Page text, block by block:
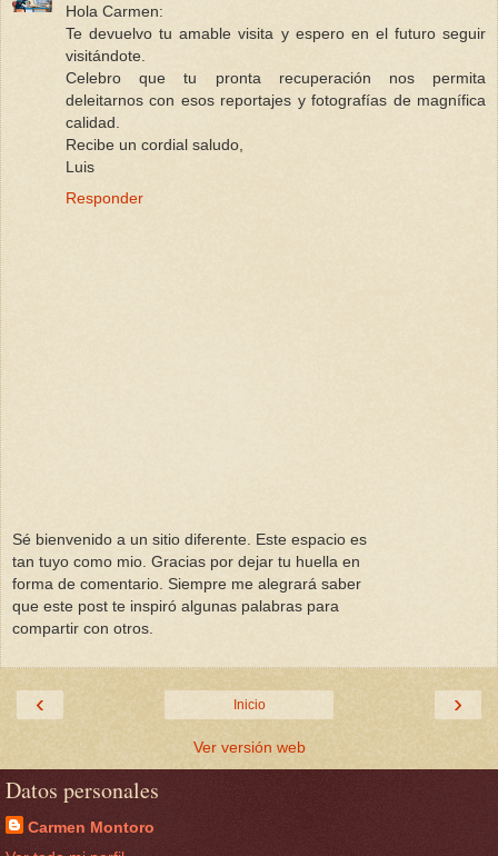
Hola Carmen:
Te devuelvo tu amable visita y espero en el futuro seguir
visitándote.
Celebro que tu pronta recuperación nos permita
deleitarnos con esos reportajes y fotografías de magnífica
calidad.
Recibe un cordial saludo,
Luis
Responder
Sé bienvenido a un sitio diferente. Este espacio es
tan tuyo como mio. Gracias por dejar tu huella en
forma de comentario. Siempre me alegrará saber
que este post te inspiró algunas palabras para
compartir con otros.
‹ ›
Inicio
Ver versión web
Datos personales
Carmen Montoro